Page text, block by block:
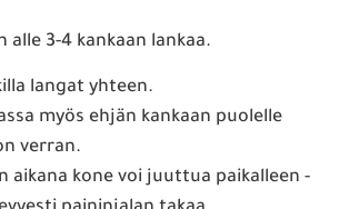
alle 3-4 kankaan lankaa.
langat yhteen.
myös ehjän kankaan puolelle
verran.
aikana kone voi juuttua paikalleen -